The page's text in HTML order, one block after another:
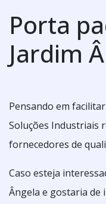
Porta
Jardim
Pensando em
Soluções Industriais
fornecedores de
Caso esteja
Ângela e gostaria de